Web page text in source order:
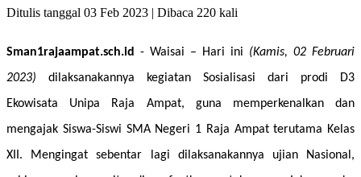
Ditulis tanggal 03 Feb 2023 | Dibaca 220 kali
Sman1rajaampat.sch.id - Waisai – Hari ini (Kamis, 02 Februari
2023) dilaksanakannya kegiatan Sosialisasi dari prodi D3
Ekowisata Unipa Raja Ampat, guna memperkenalkan dan
mengajak Siswa-Siswi SMA Negeri 1 Raja Ampat terutama Kelas
XII. Mengingat sebentar lagi dilaksanakannya ujian Nasional,